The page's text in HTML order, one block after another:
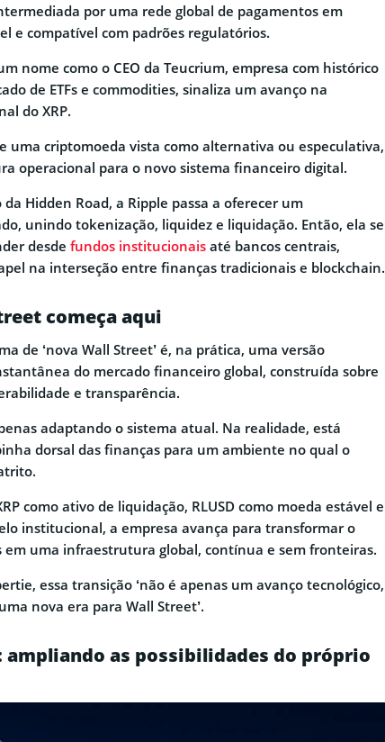
por uma rede global de pagamentos em
e compatível com padrões regulatórios.
nome como o CEO da Teucrium, empresa com histórico
de ETFs e commodities, sinaliza um avanço na
do XRP.
uma criptomoeda vista como alternativa ou especulativa,
operacional para o novo sistema financeiro digital.
Hidden Road, a Ripple passa a oferecer um
unindo tokenização, liquidez e liquidação. Então, ela se
desde fundos institucionais até bancos centrais,
na interseção entre finanças tradicionais e blockchain.
começa aqui
de ‘nova Wall Street’ é, na prática, uma versão
do mercado financeiro global, construída sobre
e transparência.
adaptando o sistema atual. Na realidade, está
dorsal das finanças para um ambiente no qual o
como ativo de liquidação, RLUSD como moeda estável e
institucional, a empresa avança para transformar o
em uma infraestrutura global, contínua e sem fronteiras.
essa transição ‘não é apenas um avanço tecnológico,
nova era para Wall Street’.
ampliando as possibilidades do próprio